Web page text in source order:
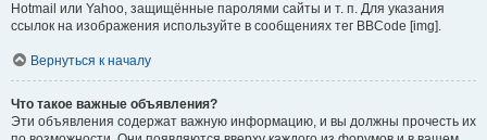
Hotmail или Yahoo, защищённые паролями сайты и т. п. Для указания
ссылок на изображения используйте в сообщениях тег BBCode [img].
Вернуться к началу
Что такое важные объявления?
Эти объявления содержат важную информацию, и вы должны прочесть их